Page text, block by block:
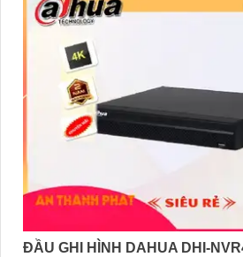
ĐẦU GHI HÌNH DAHUA DHI-